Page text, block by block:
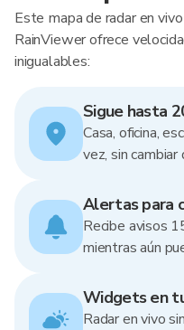
Este mapa de radar en
RainViewer ofrece
inigualables:
Sigue hasta
Casa, oficina,
vez, sin
Alertas para
Recibe avisos
mientras aún
Widgets en
Radar en vivo